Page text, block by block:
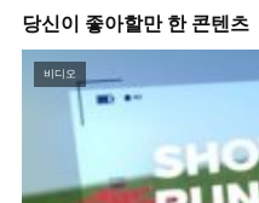
당신이 좋아할만 한 콘텐츠
비디오